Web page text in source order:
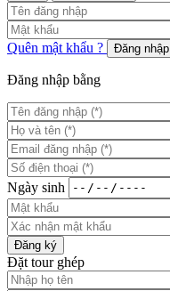
Quên mật khẩu ? Đăng nhập
Đăng nhập bằng
Ngày sinh
Đăng ký
Đặt tour ghép